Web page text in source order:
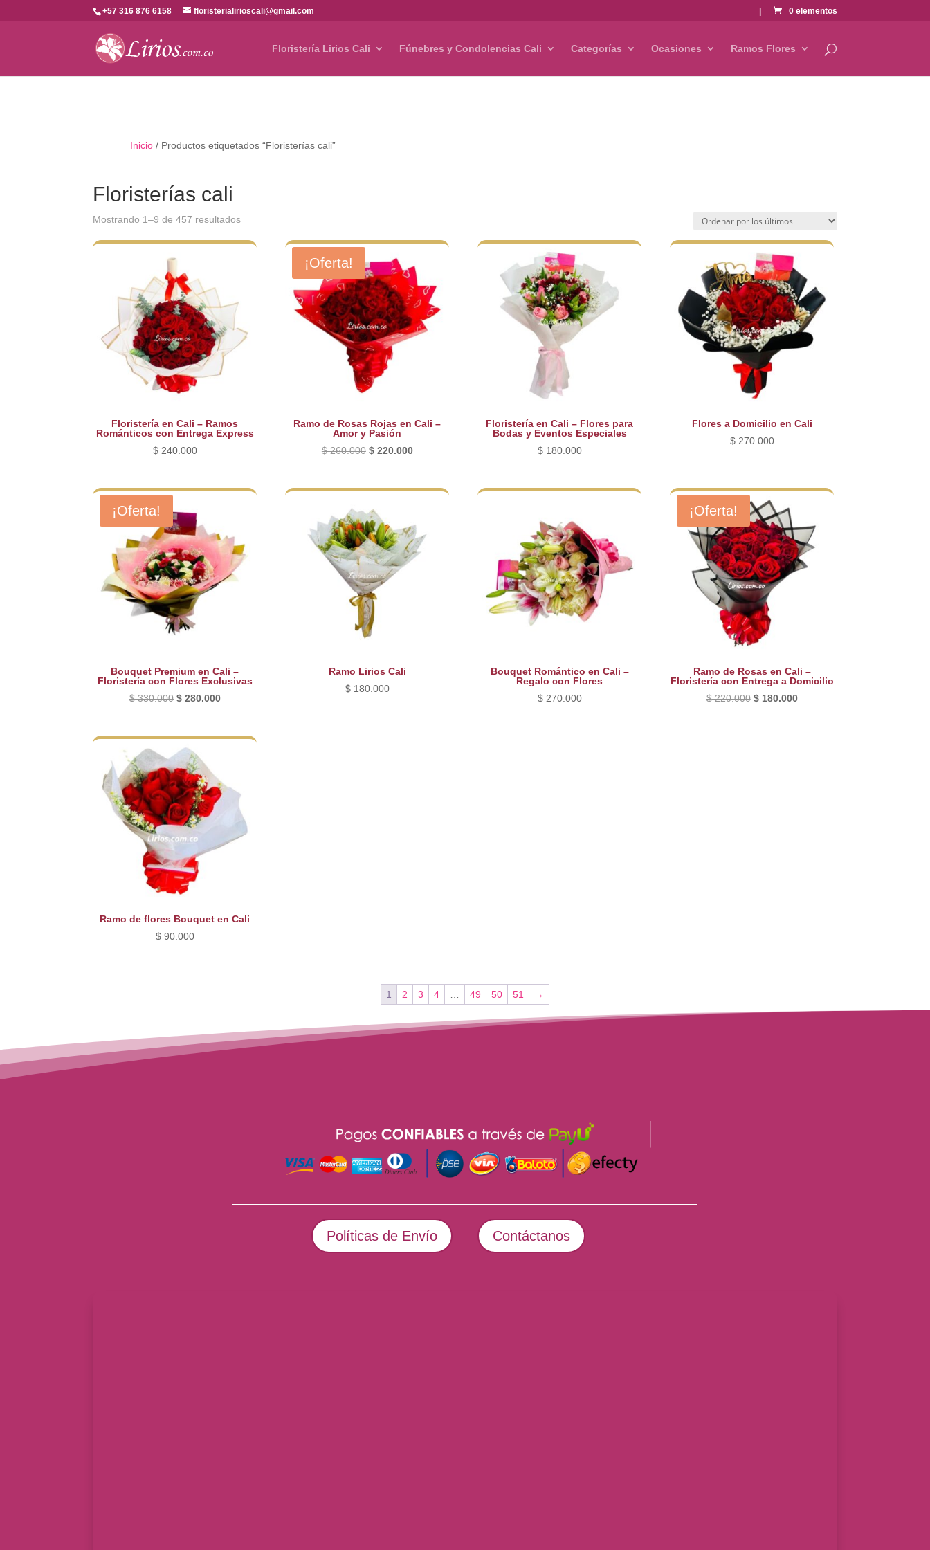
+57 316 876 6158 floristerialirioscali@gmail.com 0 elementos
Floristería Lirios Cali Fúnebres y Condolencias Cali Categorías Ocasiones Ramos Flores
Inicio / Productos etiquetados “Floristerías cali”
Floristerías cali
Mostrando 1–9 de 457 resultadosOrdenado
Floristería en Cali – Ramos
Románticos con Entrega Express
$240.000
¡Oferta!
Ramo de Rosas Rojas en Cali –
Amor y Pasión
$260.000 El
$ 260.000.
$220.000El
Floristería en Cali – Flores para
Bodas y Eventos Especiales
$180.000
Flores a Domicilio en Cali
$270.000
¡Oferta!
Bouquet Premium en Cali –
Floristería con Flores Exclusivas
$330.000 El
era:
$ 330.000.
$280.000El
Ramo Lirios Cali
$180.000
Bouquet Romántico en Cali –
Regalo con Flores
$270.000
¡Oferta!
Ramo de Rosas en Cali –
Floristería con Entrega a Domicilio
$220.000 El
$180.000El
Ramo de flores Bouquet en Cali
$90.000
1 2 3 4 49 50 51 →
Políticas de Envío Contáctanos